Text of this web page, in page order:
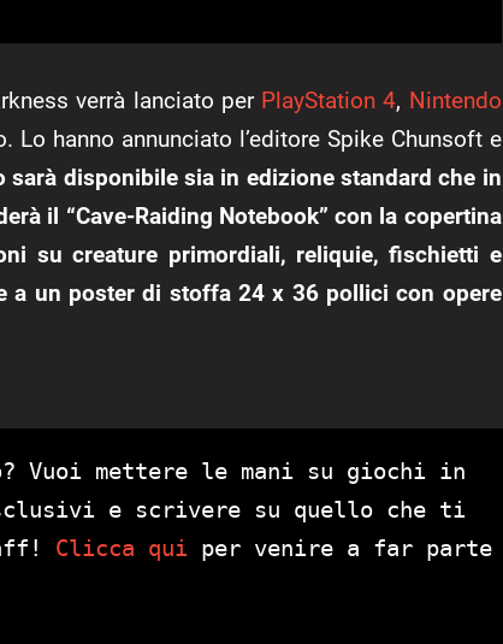
verrà lanciato per PlayStation 4, Nintendo
Lo hanno annunciato l’editore Spike Chunsoft e
sarà disponibile sia in edizione standard che in
il “Cave-Raiding Notebook” con la copertina
su creature primordiali, reliquie, fischietti e
a un poster di stoffa 24 x 36 pollici con opere
mettere le mani su giochi in
e scrivere su quello che ti
Clicca qui per venire a far parte